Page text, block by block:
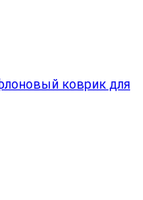
коврик для